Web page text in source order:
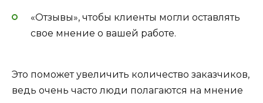
«Отзывы», чтобы клиенты могли оставлять
свое мнение о вашей работе.
Это поможет увеличить количество заказчиков,
ведь очень часто люди полагаются на мнение